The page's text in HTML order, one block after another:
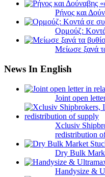
Ρήνος και
Ορμούζ: Κοντά
Μείωσε ξανά
News In English
Joint open
Xclusiv
redistribution
Dry Bulk
Handysize &